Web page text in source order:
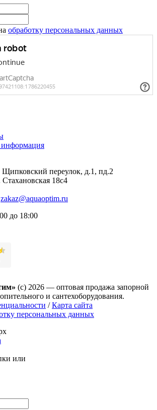
обработку персональных данных
информация
переулок, д.1, пд.2
18с4
zakaz@aquaoptim.ru
до 18:00
(с) 2026 — оптовая продажа запорной
и сантехоборудования.
/Карта сайта
персональных данных
или